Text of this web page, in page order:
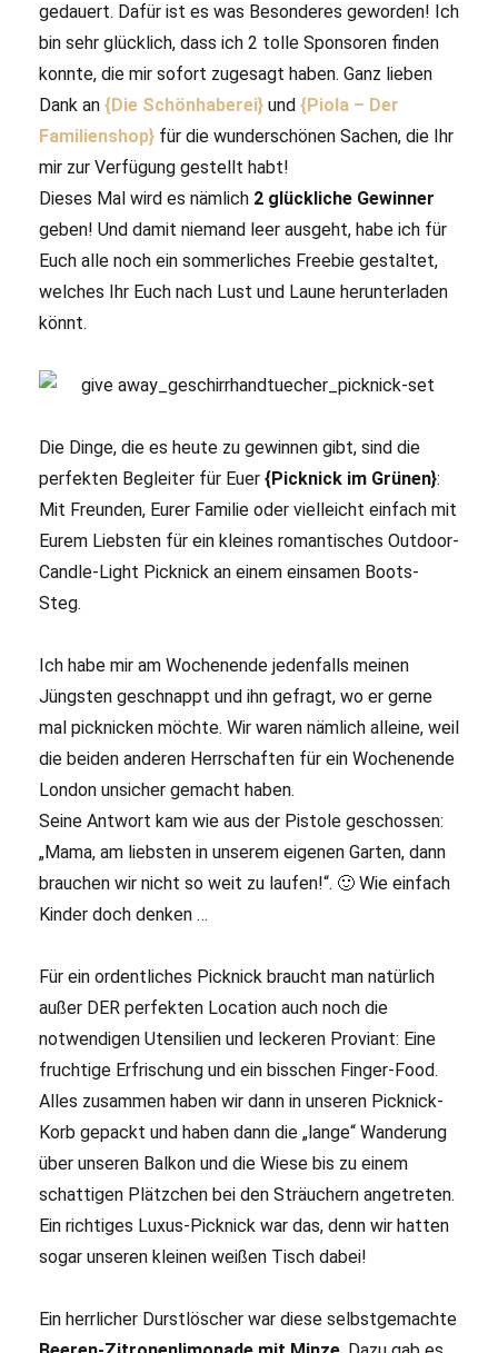
gedauert. Dafür ist es was Besonderes geworden! Ich
bin sehr glücklich, dass ich 2 tolle Sponsoren finden
konnte, die mir sofort zugesagt haben. Ganz lieben
Dank an {Die Schönhaberei}und {Piola – Der
Familienshop} für die wunderschönen Sachen, die Ihr
mir zur Verfügung gestellt habt!
Dieses Mal wird es nämlich 2 glückliche Gewinner
geben! Und damit niemand leer ausgeht, habe ich für
Euch alle noch ein sommerliches Freebie gestaltet,
welches Ihr Euch nach Lust und Laune herunterladen
könnt.
Die Dinge, die es heute zu gewinnen gibt, sind die
perfekten Begleiter für Euer {Picknick im Grünen}:
Mit Freunden, Eurer Familie oder vielleicht einfach mit
Eurem Liebsten für ein kleines romantisches Outdoor-
Candle-Light Picknick an einem einsamen Boots-
Steg.
Ich habe mir am Wochenende jedenfalls meinen
Jüngsten geschnappt und ihn gefragt, wo er gerne
mal picknicken möchte. Wir waren nämlich alleine, weil
die beiden anderen Herrschaften für ein Wochenende
London unsicher gemacht haben.
Seine Antwort kam wie aus der Pistole geschossen:
„Mama, am liebsten in unserem eigenen Garten, dann
brauchen wir nicht so weit zu laufen!“. 🙂 Wie einfach
Kinder doch denken …
Für ein ordentliches Picknick braucht man natürlich
außer DER perfekten Location auch noch die
notwendigen Utensilien und leckeren Proviant: Eine
fruchtige Erfrischung und ein bisschen Finger-Food.
Alles zusammen haben wir dann in unseren Picknick-
Korb gepackt und haben dann die „lange“ Wanderung
über unseren Balkon und die Wiese bis zu einem
schattigen Plätzchen bei den Sträuchern angetreten.
Ein richtiges Luxus-Picknick war das, denn wir hatten
sogar unseren kleinen weißen Tisch dabei!
Ein herrlicher Durstlöscher war diese selbstgemachte